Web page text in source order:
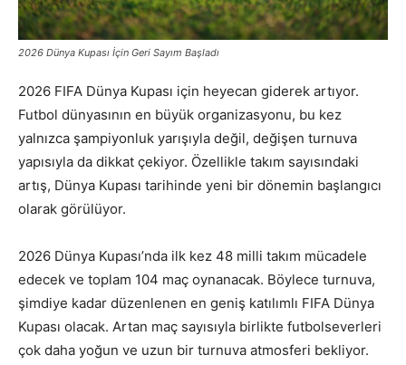
2026 Dünya Kupası İçin Geri Sayım Başladı
2026 FIFA Dünya Kupası için heyecan giderek artıyor.
Futbol dünyasının en büyük organizasyonu, bu kez
yalnızca şampiyonluk yarışıyla değil, değişen turnuva
yapısıyla da dikkat çekiyor. Özellikle takım sayısındaki
artış, Dünya Kupası tarihinde yeni bir dönemin başlangıcı
olarak görülüyor.
2026 Dünya Kupası’nda ilk kez 48 milli takım mücadele
edecek ve toplam 104 maç oynanacak. Böylece turnuva,
şimdiye kadar düzenlenen en geniş katılımlı FIFA Dünya
Kupası olacak. Artan maç sayısıyla birlikte futbolseverleri
çok daha yoğun ve uzun bir turnuva atmosferi bekliyor.